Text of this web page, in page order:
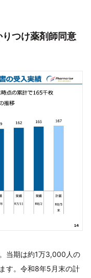
つけ薬剤師同意
当期は約1万3,000人の
す。令和8年5月末の計